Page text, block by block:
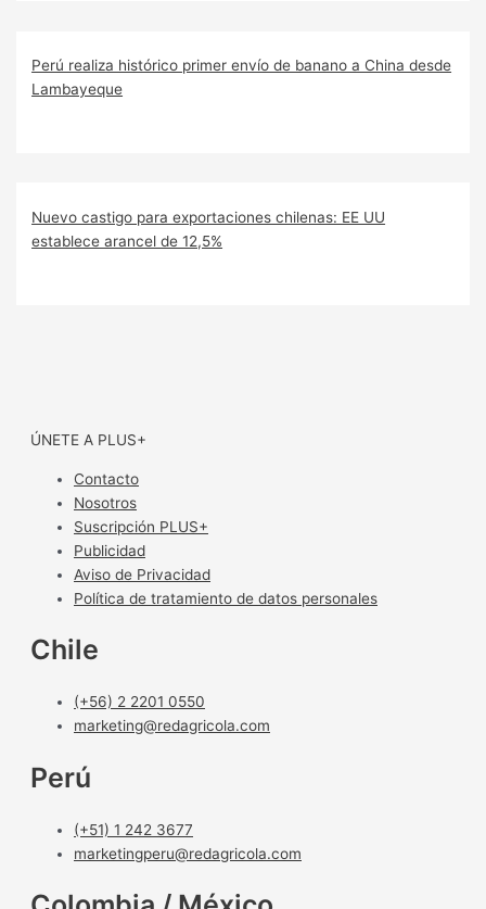
Perú realiza histórico primer envío de banano a China desde
Lambayeque
Nuevo castigo para exportaciones chilenas: EE UU
establece arancel de 12,5%
ÚNETE A PLUS+
Contacto
Nosotros
Suscripción PLUS+
Publicidad
Aviso de Privacidad
Política de tratamiento de datos personales
Chile
(+56) 2 2201 0550
marketing@redagricola.com
Perú
(+51) 1 242 3677
marketingperu@redagricola.com